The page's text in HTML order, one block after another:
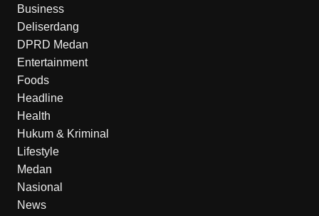
Business
Deliserdang
DPRD Medan
Entertainment
Foods
Headline
Health
Hukum & Kriminal
Lifestyle
Medan
Nasional
News